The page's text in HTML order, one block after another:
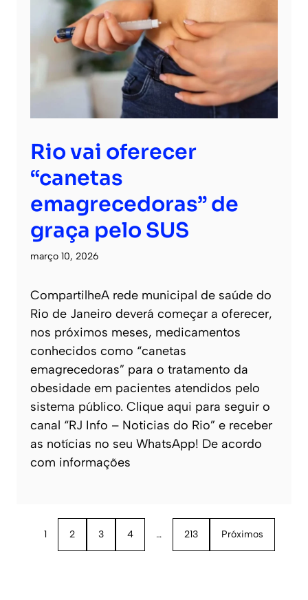
Rio vai oferecer
“canetas
emagrecedoras” de
graça pelo SUS
março 10, 2026
CompartilheA rede municipal de saúde do
Rio de Janeiro deverá começar a oferecer,
nos próximos meses, medicamentos
conhecidos como “canetas
emagrecedoras” para o tratamento da
obesidade em pacientes atendidos pelo
sistema público. Clique aqui para seguir o
canal “RJ Info – Noticias do Rio” e receber
as notícias no seu WhatsApp! De acordo
com informações
1 2 3 4 … 213 Próximos